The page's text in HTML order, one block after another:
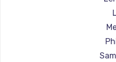
Ремонт
Ремонт
Ремонт
Ремонт